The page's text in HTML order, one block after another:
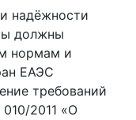
надёжности
должны
нормам и
ЕАЭС
требований
2011 «О